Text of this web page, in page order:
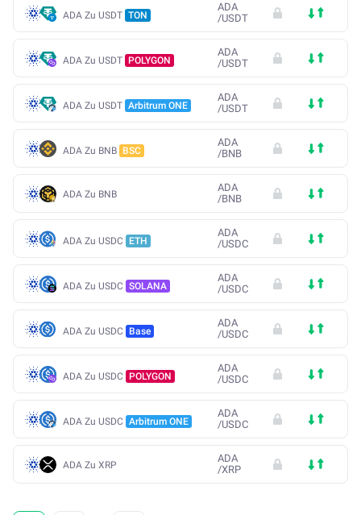
ADA Zu USDT TON
ADA
/USDT
ADA Zu USDT POLYGON
ADA
/USDT
ADA Zu USDT Arbitrum ONE
ADA
/USDT
ADA Zu BNB BSC
ADA
/BNB
ADA Zu BNB
ADA
/BNB
ADA Zu USDC ETH
ADA
/USDC
ADA Zu USDC SOLANA
ADA
/USDC
ADA Zu USDC Base
ADA
/USDC
ADA Zu USDC POLYGON
ADA
/USDC
ADA Zu USDC Arbitrum ONE
ADA
/USDC
ADA Zu XRP
ADA
/XRP